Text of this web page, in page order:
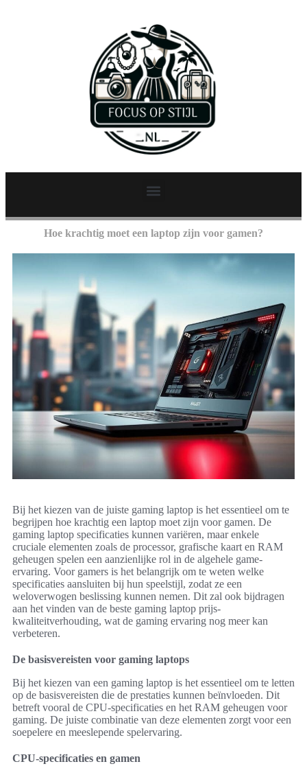
Hoe krachtig moet een laptop zijn voor gamen?
Bij het kiezen van de juiste gaming laptop is het essentieel om te
begrijpen hoe krachtig een laptop moet zijn voor gamen. De
gaming laptop specificaties kunnen variëren, maar enkele
cruciale elementen zoals de processor, grafische kaart en RAM
geheugen spelen een aanzienlijke rol in de algehele game-
ervaring. Voor gamers is het belangrijk om te weten welke
specificaties aansluiten bij hun speelstijl, zodat ze een
weloverwogen beslissing kunnen nemen. Dit zal ook bijdragen
aan het vinden van de beste gaming laptop prijs-
kwaliteitverhouding, wat de gaming ervaring nog meer kan
verbeteren.
De basisvereisten voor gaming laptops
Bij het kiezen van een gaming laptop is het essentieel om te letten
op de basisvereisten die de prestaties kunnen beïnvloeden. Dit
betreft vooral de CPU-specificaties en het RAM geheugen voor
gaming. De juiste combinatie van deze elementen zorgt voor een
soepelere en meeslepende spelervaring.
CPU-specificaties en gamen